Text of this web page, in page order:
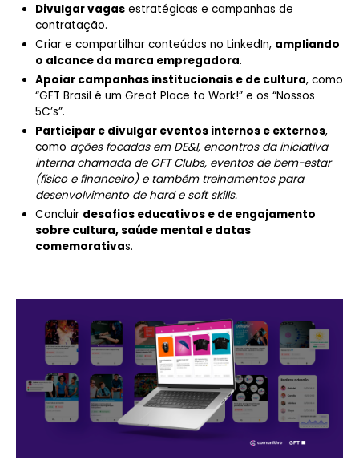
Divulgar vagas estratégicas e campanhas de
contratação.
Criar e compartilhar conteúdos no LinkedIn, ampliando
o alcance da marca empregadora.
Apoiar campanhas institucionais e de cultura, como
“GFT Brasil é um Great Place to Work!” e os “Nossos
5C’s”.
Participar e divulgar eventos internos e externos,
como ações focadas em DE&I, encontros da iniciativa
interna chamada de GFT Clubs, eventos de bem-estar
(físico e financeiro) e também treinamentos para
desenvolvimento de hard e soft skills.
Concluir desafios educativos e de engajamento
sobre cultura, saúde mental e datas
comemorativas.